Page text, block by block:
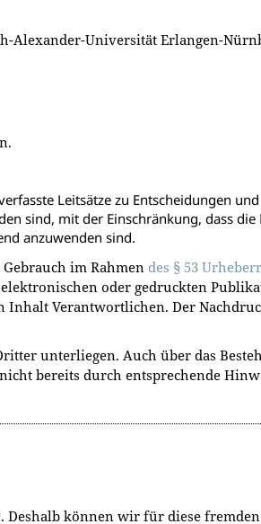
Alexander-Universität Erlangen-
Leitsätze zu Entscheidungen und
sind, mit der Einschränkung, dass
anzuwenden sind.
im Rahmen des § 53
oder gedruckten
Verantwortlichen. Der
unterliegen. Auch über das
bereits durch entsprechende
können wir für diese